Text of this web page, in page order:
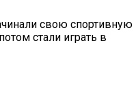
свою спортивную
стали играть в